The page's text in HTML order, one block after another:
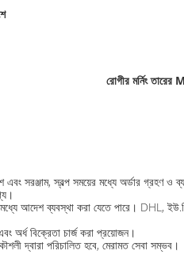
রোগীর মর্নিং
সরঞ্জাম, স্বল্প সময়ের মধ্যে অর্ডার গ্রহণ ও
মধ্যে আদেশ ব্যবস্থা করা যেতে পারে।
অর্ধ বিক্রেতা চার্জ করা প্রয়োজন।
দ্বারা পরিচালিত হবে, মেরামত সেবা সম্ভব।